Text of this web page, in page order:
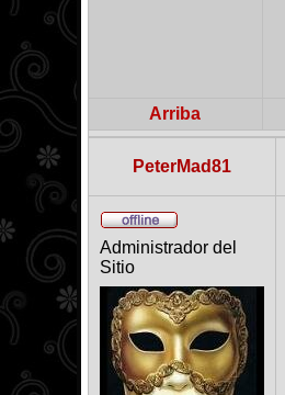
Arriba
PeterMad81
Administrador del
Sitio